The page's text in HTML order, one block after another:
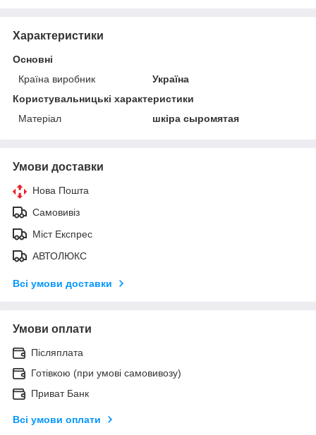
Характеристики
Основні
Країна виробник
Україна
Користувальницькі характеристики
Матеріал
шкіра сыромятая
Умови доставки
Нова Пошта
Самовивіз
Міст Експрес
АВТОЛЮКС
Всі умови доставки
Умови оплати
Післяплата
Готівкою (при умові самовивозу)
Приват Банк
Всі умови оплати